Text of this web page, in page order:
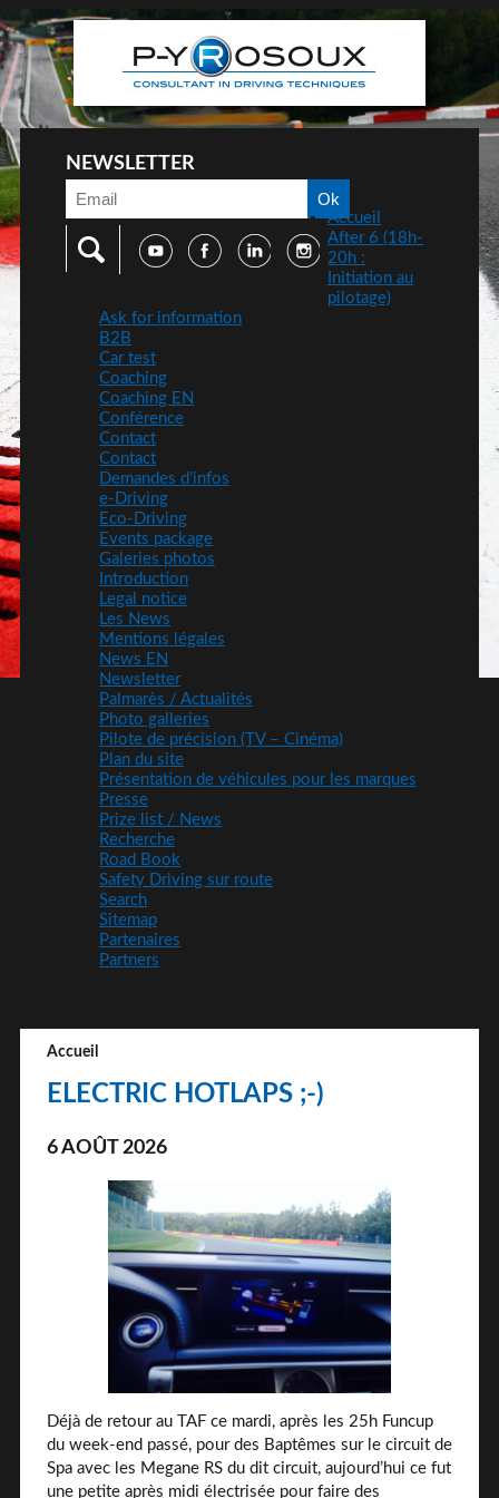
NEWSLETTER
Accueil
After 6 (18h-
20h :
Initiation au
pilotage)
Ask for information
B2B
Car test
Coaching
Coaching EN
Conférence
Contact
Contact
Demandes d’infos
e-Driving
Eco-Driving
Events package
Galeries photos
Introduction
Legal notice
Les News
Mentions légales
News EN
Newsletter
Palmarès / Actualités
Photo galleries
Pilote de précision (TV – Cinéma)
Plan du site
Présentation de véhicules pour les marques
Presse
Prize list / News
Recherche
Road Book
Safety Driving sur route
Search
Sitemap
Partenaires
Partners
Accueil
ELECTRIC HOTLAPS ;-)
6 AOÛT 2026
Déjà de retour au TAF ce mardi, après les 25h Funcup
du week-end passé, pour des Baptêmes sur le circuit de
Spa avec les Megane RS du dit circuit, aujourd’hui ce fut
une petite après midi électrisée pour faire des